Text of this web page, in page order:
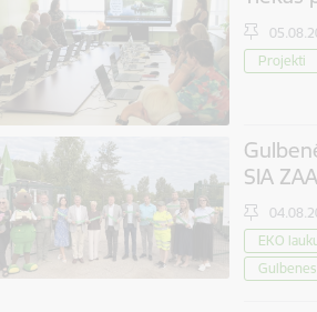
Projekti
SIA
EKO